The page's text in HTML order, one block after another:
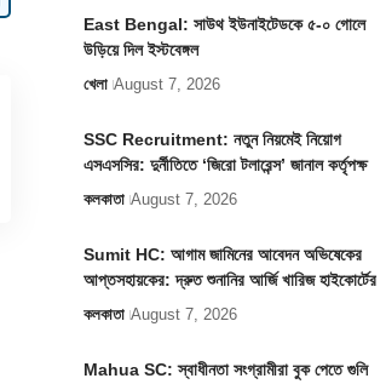
East Bengal: সাউথ ইউনাইটেডকে ৫-০ গোলে
উড়িয়ে দিল ইস্টবেঙ্গল
খেলা August 7, 2026
SSC Recruitment: নতুন নিয়মেই নিয়োগ
এসএসসির: দুর্নীতিতে ‘জিরো টলারেন্স’ জানাল কর্তৃপক্ষ
কলকাতা August 7, 2026
Sumit HC: আগাম জামিনের আবেদন অভিষেকের
আপ্তসহায়কের: দ্রুত শুনানির আর্জি খারিজ হাইকোর্টের
কলকাতা August 7, 2026
Mahua SC: স্বাধীনতা সংগ্রামীরা বুক পেতে গুলি